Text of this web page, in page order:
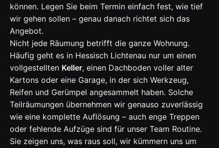
können. Legen Sie beim Termin einfach fest, wie tief
wir gehen sollen – genau danach richtet sich das
Angebot.
Nicht jede Räumung betrifft die ganze Wohnung.
Häufig geht es in Hessisch Lichtenau nur um einen
vollgestellten Keller, einen Dachboden voller alter
Kartons oder eine Garage, in der sich Werkzeug,
Reifen und Gerümpel angesammelt haben. Solche
Teilräumungen übernehmen wir genauso zuverlässig
wie eine komplette Auflösung – auch enge Treppen
oder fehlende Aufzüge sind für unser Team Routine.
Sie zeigen uns, was raus soll, wir kümmern uns um